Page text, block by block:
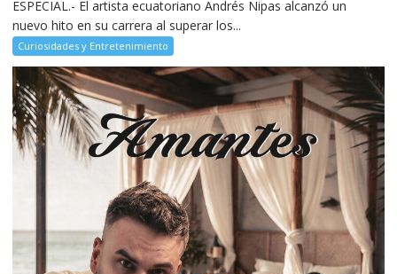
ESPECIAL.- El artista ecuatoriano Andrés Nipas alcanzó un
nuevo hito en su carrera al superar los...
Curiosidades y Entretenimiento